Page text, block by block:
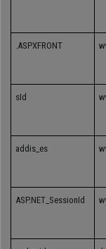
.ASPXFRONT
sId
addis_es
ASP.NET_SessionId